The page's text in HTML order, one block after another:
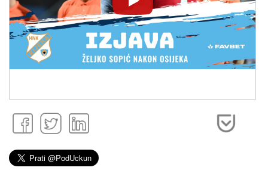
Novinet.tv
Novinet.tv